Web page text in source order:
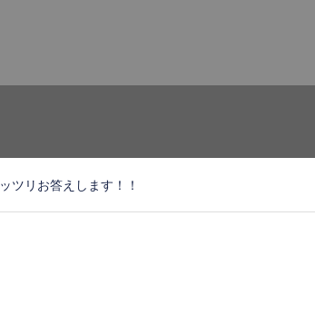
ツリお答えします！！